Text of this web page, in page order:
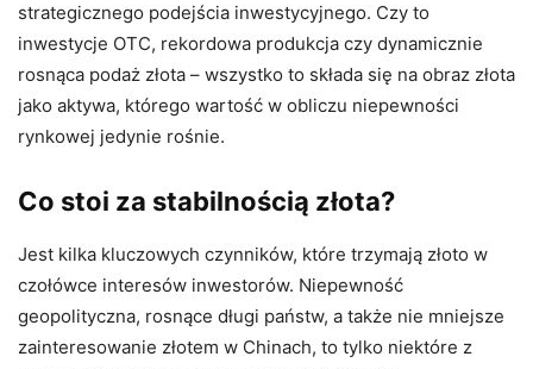
strategicznego podejścia inwestycyjnego. Czy to
inwestycje OTC, rekordowa produkcja czy dynamicznie
rosnąca podaż złota – wszystko to składa się na obraz złota
jako aktywa, którego wartość w obliczu niepewności
rynkowej jedynie rośnie.
Co stoi za stabilnością złota?
Jest kilka kluczowych czynników, które trzymają złoto w
czołówce interesów inwestorów. Niepewność
geopolityczna, rosnące długi państw, a także nie mniejsze
zainteresowanie złotem w Chinach, to tylko niektóre z